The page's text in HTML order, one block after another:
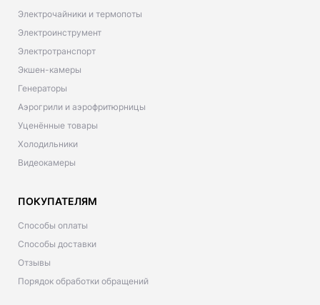
Электрочайники и термопоты
Электроинструмент
Электротранспорт
Экшен-камеры
Генераторы
Аэрогрили и аэрофритюрницы
Уценённые товары
Холодильники
Видеокамеры
ПОКУПАТЕЛЯМ
Способы оплаты
Способы доставки
Отзывы
Порядок обработки обращений